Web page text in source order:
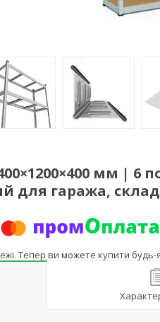
мм |
для гаража,
Тепер ви можете купити